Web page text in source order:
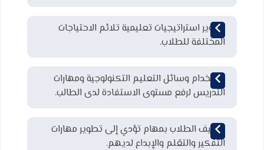
تطوير استراتيجيات تعليمية تلائم الاحتياجات
المختلفة للطلاب.
استخدام وسائل التعليم التكنولوجية ومهارات
التدريس لرفع مستوى الاستفادة لدى الطالب.
تكليف الطلاب بمهام تؤدي إلى تطوير مهارات
التفكير والتعّلم والإبداع لديهم.